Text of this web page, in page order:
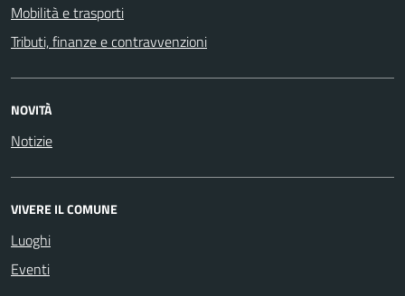
Mobilità e trasporti
Tributi, finanze e contravvenzioni
NOVITÀ
Notizie
VIVERE IL COMUNE
Luoghi
Eventi